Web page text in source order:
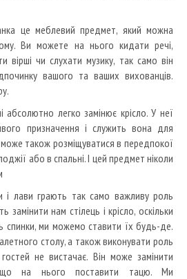
це меблевий предмет, який можна
Ви можете на нього кидати речі,
вірші чи слухати музику, так само він
вашого та ваших вихованців.
абсолютно легко замінює крісло. У неї
призначення і служить вона для
може також розміщуватися в передпокої
або в спальні. І цей предмет ніколи
і лави грають так само важливу роль
нам стілець і крісло, оскільки
спинки, ми можемо ставити їх будь-де.
столу, а також виконувати роль
не вистачає. Він може замінити
на нього поставити тацю. Ми